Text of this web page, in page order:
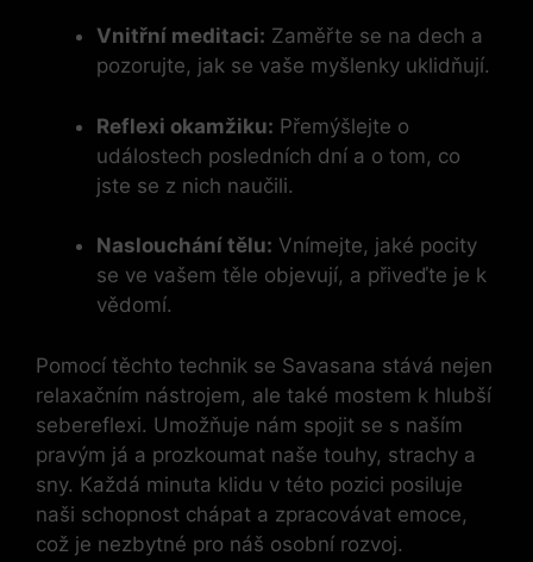
Vnitřní meditaci: Zaměřte se na dech a
pozorujte, jak se vaše myšlenky uklidňují.
Reflexi okamžiku: Přemýšlejte o
událostech posledních dní a o tom, co
jste se z nich naučili.
Naslouchání tělu: Vnímejte, jaké pocity
se ve vašem těle objevují, a přiveďte je k
vědomí.
Pomocí těchto technik se Savasana stává nejen
relaxačním nástrojem, ale také mostem k hlubší
sebereflexi. Umožňuje nám spojit se s naším
pravým já a prozkoumat naše touhy, strachy a
sny. Každá minuta klidu v této pozici posiluje
naši schopnost chápat a zpracovávat emoce,
což je nezbytné pro náš osobní rozvoj.